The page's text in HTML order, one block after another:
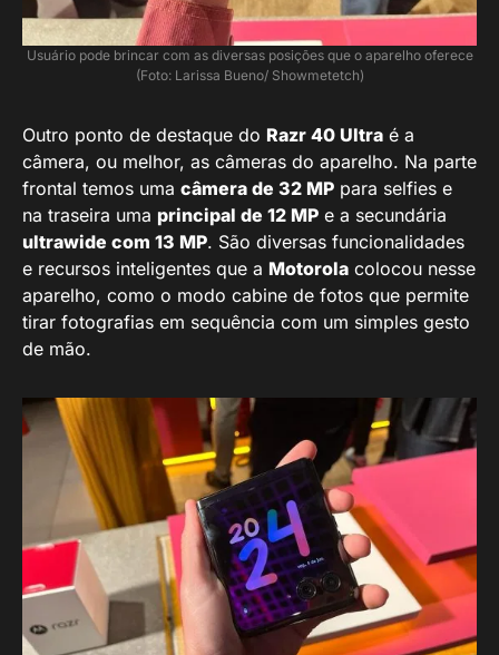
Usuário pode brincar com as diversas posições que o aparelho oferece
(Foto: Larissa Bueno/ Showmetetch)
Outro ponto de destaque do Razr 40 Ultra é a
câmera, ou melhor, as câmeras do aparelho. Na parte
frontal temos uma câmera de 32 MP para selfies e
na traseira uma principal de 12 MP e a secundária
ultrawide com 13 MP. São diversas funcionalidades
e recursos inteligentes que a Motorola colocou nesse
aparelho, como o modo cabine de fotos que permite
tirar fotografias em sequência com um simples gesto
de mão.